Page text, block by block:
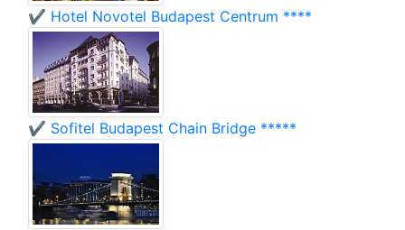
✔️ Hotel Novotel Budapest Centrum ****
✔️ Sofitel Budapest Chain Bridge *****